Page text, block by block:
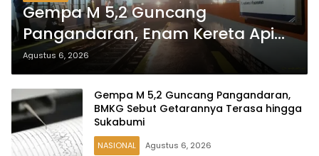
Gempa M 5,2 Guncang
Pangandaran, Enam Kereta Api
Sempat Berhenti Darurat demi
Keselamatan
Agustus 6, 2026
Gempa M 5,2 Guncang Pangandaran,
BMKG Sebut Getarannya Terasa hingga
Sukabumi
NASIONAL Agustus 6, 2026